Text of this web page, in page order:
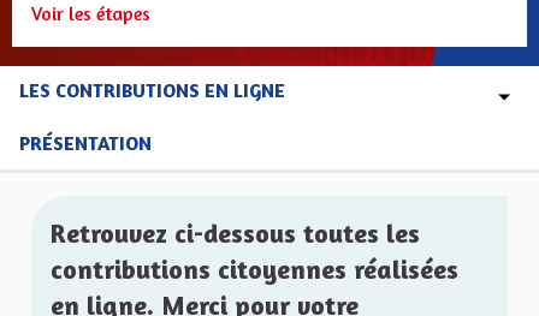
Voir les étapes
LES CONTRIBUTIONS EN LIGNE
PRÉSENTATION
Retrouvez ci-dessous toutes les
contributions citoyennes réalisées
en ligne. Merci pour votre